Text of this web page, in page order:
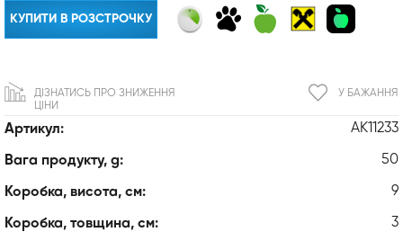
Артикул: AK11233
Вага продукту, g: 50
Коробка, висота, см: 9
Коробка, товщина, см: 3
КУПИТИ В РОЗСТРОЧКУ
У БАЖАННЯ
ДІЗНАТИСЬ ПРО ЗНИЖЕННЯ
ЦІНИ